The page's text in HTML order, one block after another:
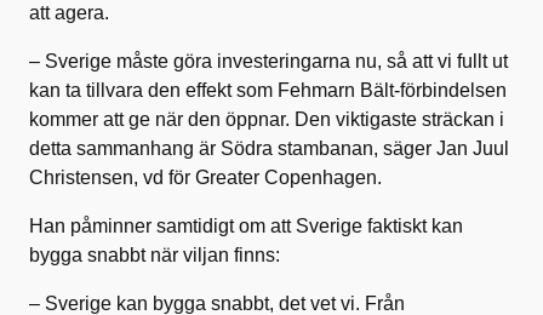
att agera.
– Sverige måste göra investeringarna nu, så att vi fullt ut
kan ta tillvara den effekt som Fehmarn Bält-förbindelsen
kommer att ge när den öppnar. Den viktigaste sträckan i
detta sammanhang är Södra stambanan, säger Jan Juul
Christensen, vd för Greater Copenhagen.
Han påminner samtidigt om att Sverige faktiskt kan
bygga snabbt när viljan finns:
– Sverige kan bygga snabbt, det vet vi. Från